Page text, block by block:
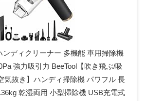
ンディクリーナー 多機能 車用掃除機
強力吸引力 BeeTool【吹き飛ぶ/吸
気抜き】ハンディ掃除機 パワフル 長
乾湿両用 小型掃除機 USB充電式